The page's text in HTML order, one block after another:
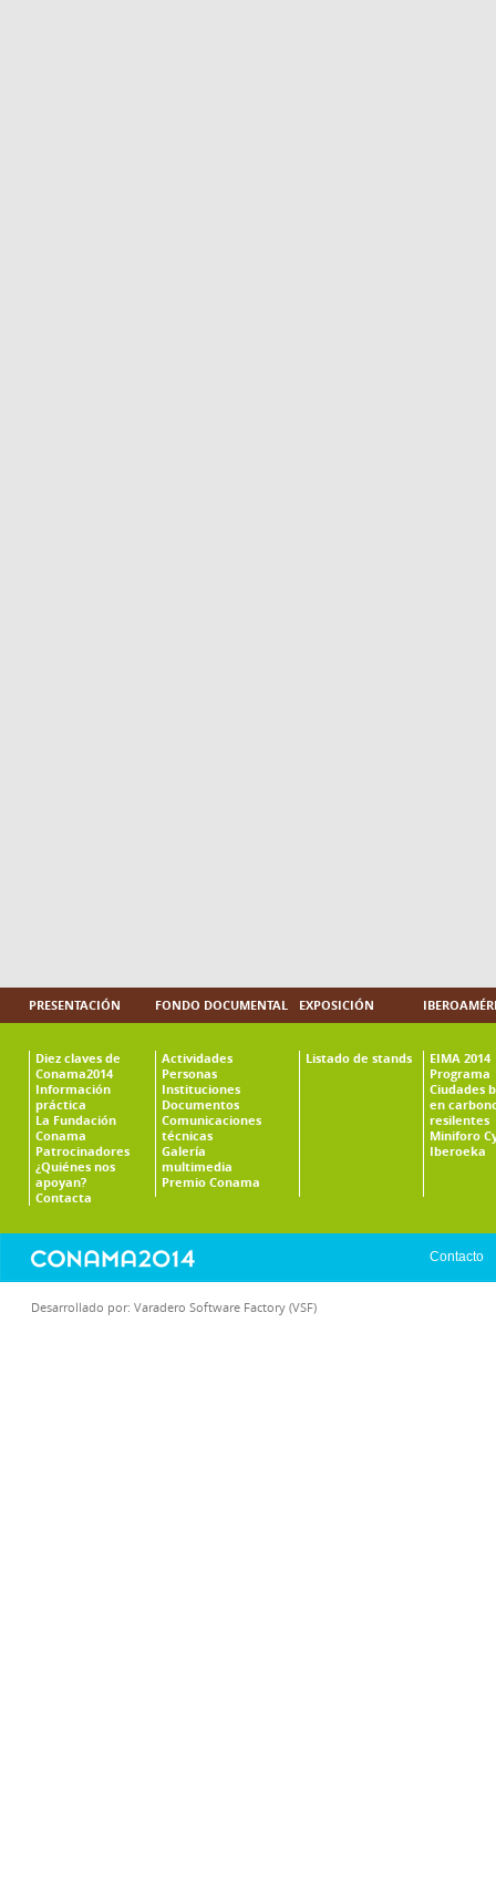
PRESENTACIÓN
Diez claves de
Conama2014
Información
práctica
La Fundación
Conama
Patrocinadores
¿Quiénes nos
apoyan?
Contacta
FONDO DOCUMENTAL
Actividades
Personas
Instituciones
Documentos
Comunicaciones
técnicas
Galería
multimedia
Premio Conama
EXPOSICIÓN
Listado de stands
EIMA 2014
Programa
Ciudades
en
resilentes
Miniforo
Iberoeka
Contacto
Desarrollado por: Varadero Software Factory (VSF)